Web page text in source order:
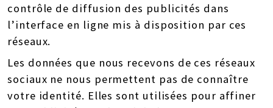
contrôle de diffusion des publicités dans
l’interface en ligne mis à disposition par ces
réseaux.
Les données que nous recevons de ces réseaux
sociaux ne nous permettent pas de connaître
votre identité. Elles sont utilisées pour affiner